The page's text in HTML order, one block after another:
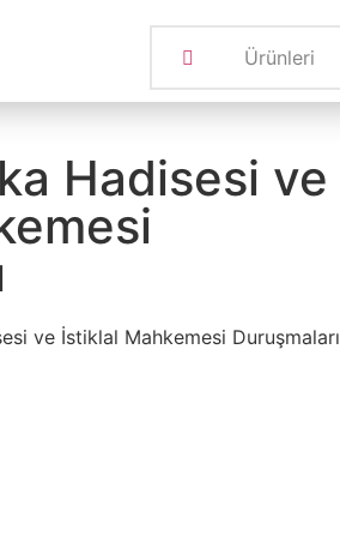
Hadisesi ve
ve İstiklal Mahkemesi Duruşmaları